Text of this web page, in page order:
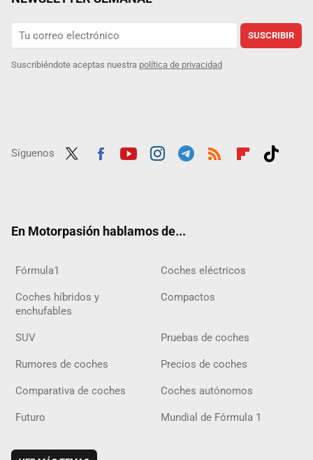
SUSCRIBIR
Suscribiéndote aceptas nuestra política de privacidad
Síguenos
En Motorpasión hablamos de...
Fórmula1 Coches eléctricos
Coches híbridos y
enchufables
Compactos
SUV Pruebas de coches
Rumores de coches Precios de coches
Comparativa de coches Coches autónomos
Futuro Mundial de Fórmula 1